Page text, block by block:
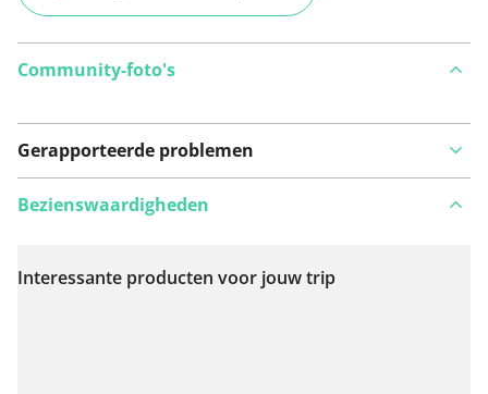
Community-foto's
Gerapporteerde problemen
Bekijk op kaart
Bezienswaardigheden
Interessante producten voor jouw trip